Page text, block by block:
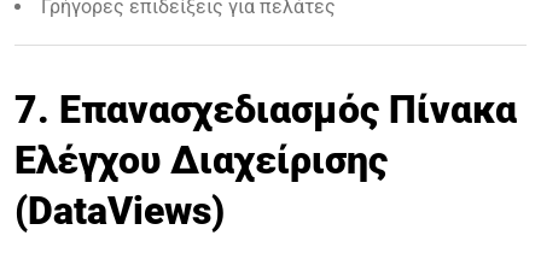
Γρήγορες επιδείξεις για πελάτες
7. Επανασχεδιασμός Πίνακα
Ελέγχου Διαχείρισης
(DataViews)